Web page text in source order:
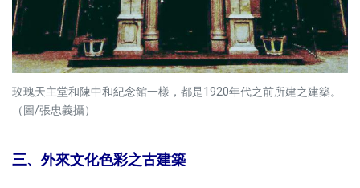
玫瑰天主堂和陳中和紀念館一樣，都是1920年代之前所建之建築。
（圖/張忠義攝）
三、外來文化色彩之古建築